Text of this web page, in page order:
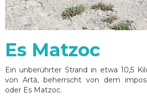
Es Matzoc
Ein unberührter Strand in etwa 10,5
von Artà, beherrscht von dem
oder Es Matzoc.